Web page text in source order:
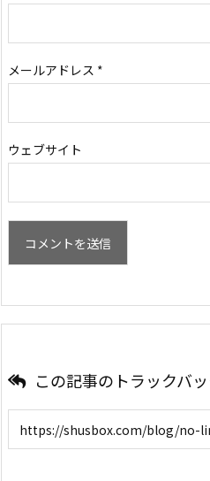
メールアドレス *
ウェブサイト
この記事のトラックバ